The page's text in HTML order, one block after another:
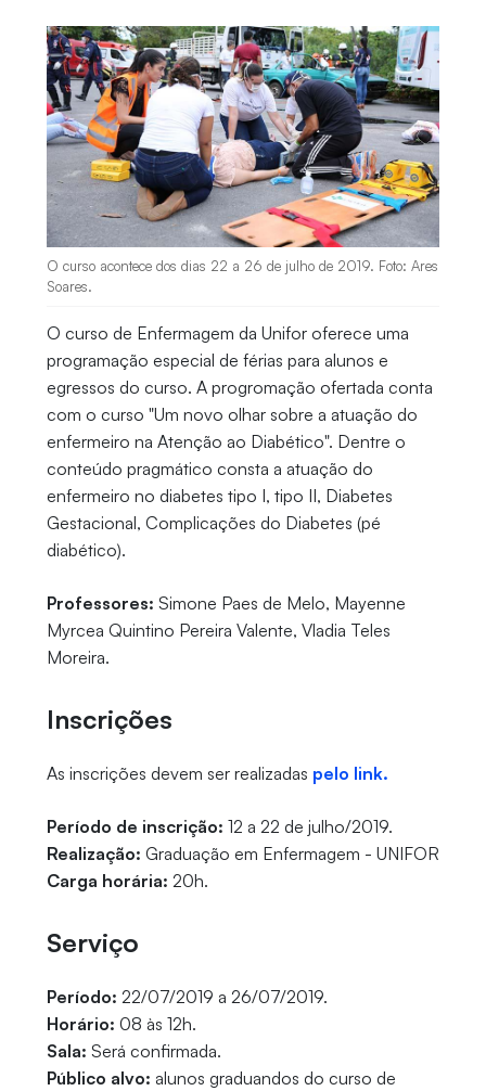
O curso acontece dos dias 22 a 26 de julho de 2019. Foto: Ares
Soares.
O curso de Enfermagem da Unifor oferece uma
programação especial de férias para alunos e
egressos do curso. A progromação ofertada conta
com o curso "Um novo olhar sobre a atuação do
enfermeiro na Atenção ao Diabético". Dentre o
conteúdo pragmático consta a atuação do
enfermeiro no diabetes tipo I, tipo II, Diabetes
Gestacional, Complicações do Diabetes (pé
diabético).
Professores: Simone Paes de Melo, Mayenne
Myrcea Quintino Pereira Valente, Vladia Teles
Moreira.
Inscrições
As inscrições devem ser realizadas pelo link.
Período de inscrição: 12 a 22 de julho/2019.
Realização: Graduação em Enfermagem - UNIFOR
Carga horária: 20h.
Serviço
Período: 22/07/2019 a 26/07/2019.
Horário: 08 às 12h.
Sala: Será confirmada.
Público alvo: alunos graduandos do curso de